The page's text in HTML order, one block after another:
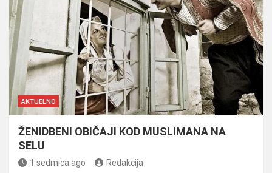
AKTUELNO
ŽENIDBENI OBIČAJI KOD MUSLIMANA NA
SELU
1 sedmica ago Redakcija